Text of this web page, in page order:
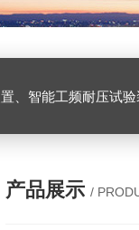
验装置、工频耐压试验仪、工频耐压试验台、高压耐压试
产品展示 /